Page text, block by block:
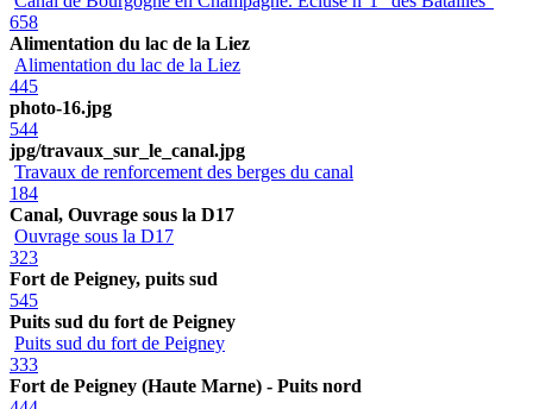
658
Alimentation du lac de la Liez
Alimentation du lac de la Liez
445
photo-16.jpg
544
jpg/travaux_sur_le_canal.jpg
Travaux de renforcement des berges du canal
184
Canal, Ouvrage sous la D17
Ouvrage sous la D17
323
Fort de Peigney, puits sud
545
Puits sud du fort de Peigney
Puits sud du fort de Peigney
333
Fort de Peigney (Haute Marne) - Puits nord